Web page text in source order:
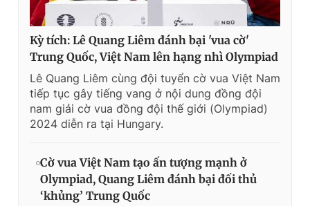
Kỳ tích: Lê Quang Liêm đánh bại 'vua cờ'
Trung Quốc, Việt Nam lên hạng nhì Olympiad
Lê Quang Liêm cùng đội tuyển cờ vua Việt Nam
tiếp tục gây tiếng vang ở nội dung đồng đội
nam giải cờ vua đồng đội thế giới (Olympiad)
2024 diễn ra tại Hungary.
Cờ vua Việt Nam tạo ấn tượng mạnh ở
Olympiad, Quang Liêm đánh bại đối thủ
‘khủng’ Trung Quốc